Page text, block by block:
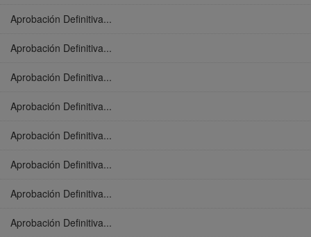
Aprobación Definitiva...
Aprobación Definitiva...
Aprobación Definitiva...
Aprobación Definitiva...
Aprobación Definitiva...
Aprobación Definitiva...
Aprobación Definitiva...
Aprobación Definitiva...